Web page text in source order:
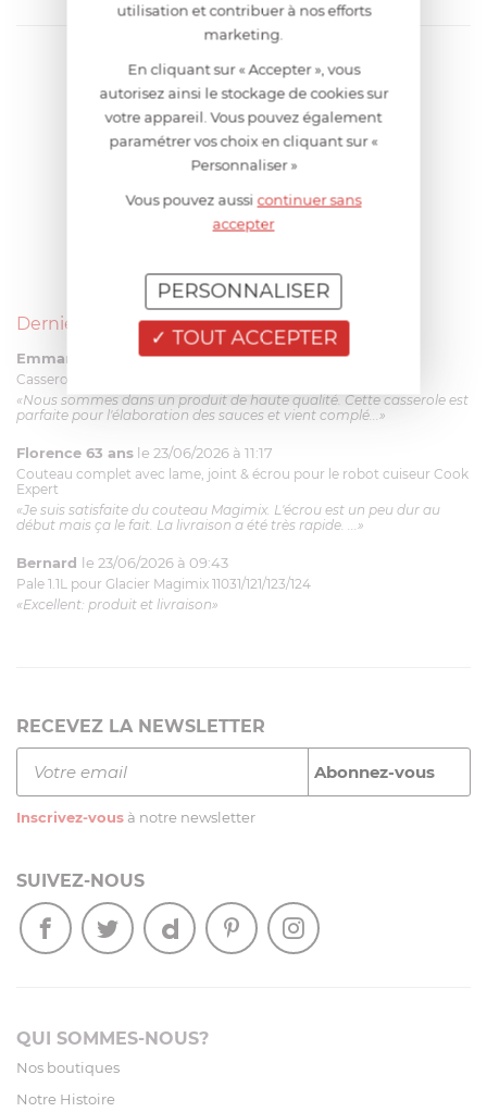
Derniers avis produits
Emmanuel 56 ansle 23/06/2026 à 12:04
Casserole mini 9 cm Castelpro 5 ply poignée fixe
«Nous sommes dans un produit de haute qualité. Cette casserole est
parfaite pour l'élaboration des sauces et vient complé...»
Florence 63 ans le 23/06/2026 à 11:17
Couteau complet avec lame, joint & écrou pour le robot cuiseur Cook
Expert
«Je suis satisfaite du couteau Magimix. L'écrou est un peu dur au
début mais ça le fait. La livraison a été très rapide. ...»
Bernard le 23/06/2026 à 09:43
Pale 1.1L pour Glacier Magimix 11031/121/123/124
«Excellent: produit et livraison»
RECEVEZ LA NEWSLETTER
Inscrivez-vous à notre newsletter
SUIVEZ-NOUS
QUI SOMMES-NOUS?
Nos boutiques
Notre Histoire
utilisation et contribuer à nos efforts
marketing.
En cliquant sur « Accepter », vous
autorisez ainsi le stockage de cookies sur
votre appareil. Vous pouvez également
paramétrer vos choix en cliquant sur «
Personnaliser »
Vous pouvez aussicontinuer sans
accepter
TOUT ACCEPTER
PERSONNALISER